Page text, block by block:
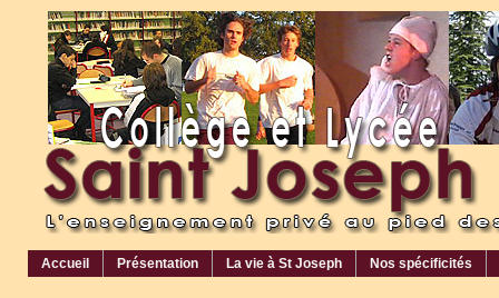
Accueil Présentation La vie à St Joseph Nos spécificités